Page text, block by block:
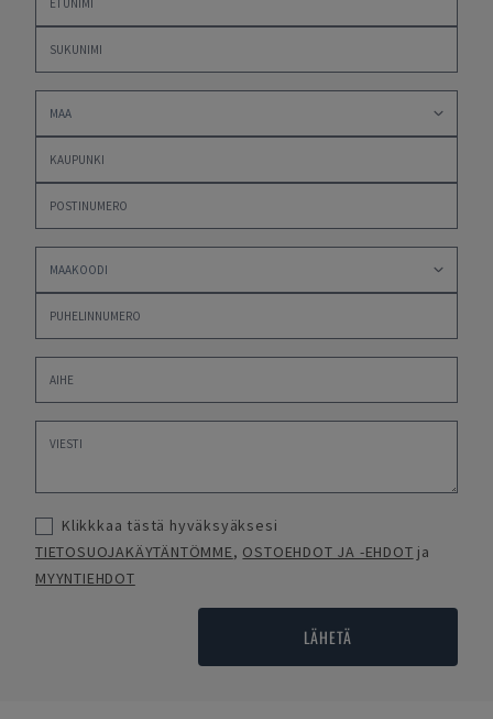
Klikkkaa tästä hyväksyäksesi
TIETOSUOJAKÄYTÄNTÖMME, OSTOEHDOT JA -EHDOT ja
MYYNTIEHDOT
LÄHETÄ